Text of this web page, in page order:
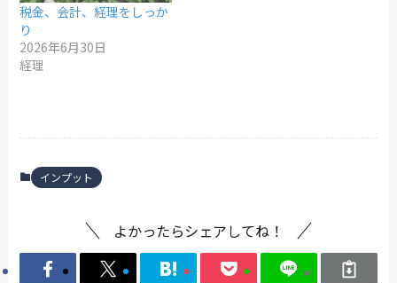
税金、会計、経理をしっか
り
2026年6月30日
経理
インプット
よかったらシェアしてね！